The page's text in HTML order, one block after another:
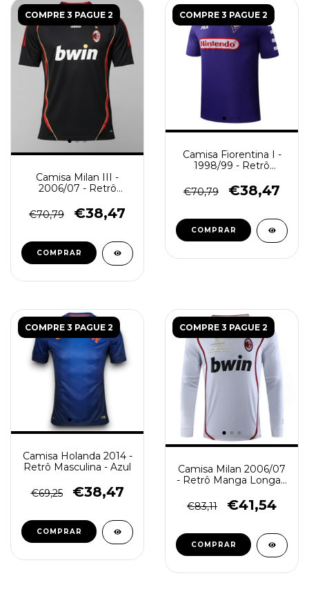
COMPRE 3 PAGUE 2
Camisa Milan III -
2006/07 - Retrô
€70,79
€38,47
COMPRAR
COMPRE 3 PAGUE 2
Camisa Fiorentina I -
1998/99 - Retrô
€70,79
€38,47
COMPRAR
COMPRE 3 PAGUE 2
Camisa Holanda 2014 -
Retrô Masculina - Azul
€69,25 €38,47
COMPRAR
COMPRE 3 PAGUE 2
Camisa Milan 2006/07
- Retrô Manga Longa -
€83,11
€41,54
COMPRAR